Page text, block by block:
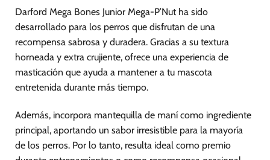
Darford Mega Bones Junior Mega-P’Nut ha sido
desarrollado para los perros que disfrutan de una
recompensa sabrosa y duradera. Gracias a su textura
horneada y extra crujiente, ofrece una experiencia de
masticación que ayuda a mantener a tu mascota
entretenida durante más tiempo.
Además, incorpora mantequilla de maní como ingrediente
principal, aportando un sabor irresistible para la mayoría
de los perros. Por lo tanto, resulta ideal como premio